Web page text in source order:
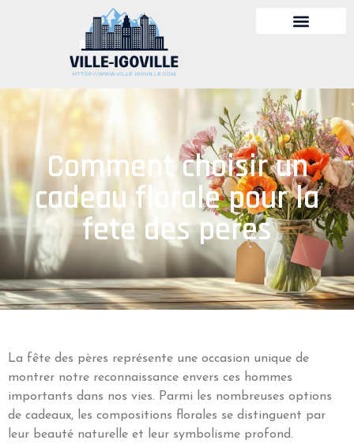
Comment choisir un
cadeau florale pour la
fete des peres
La fête des pères représente une occasion unique de
montrer notre reconnaissance envers ces hommes
importants dans nos vies. Parmi les nombreuses options
de cadeaux, les compositions florales se distinguent par
leur beauté naturelle et leur symbolisme profond.